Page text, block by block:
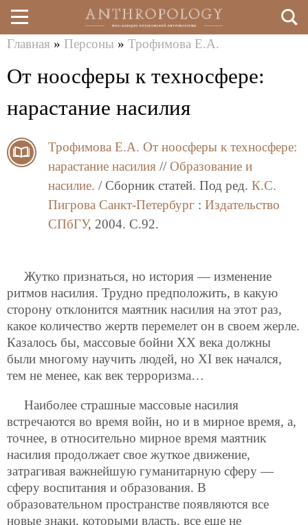
Перейти
к
здесь
Главная » Персоны » Трофимова Е.А.
От ноосферы к техносфере:
нарастание насилия
Трофимова Е.А. От ноосферы к техносфере:
нарастание насилия // Образование и
насилие. / Сборник статей. Под ред. К.С.
Пигрова Санкт-Петербург : Издательство
СПбГУ, 2004. C.92.
Жутко признаться, но история — изменение
ритмов насилия. Трудно предположить, в какую
сторону отклонится маятник насилия на этот раз,
какое количество жертв перемелет он в своем жерле.
Казалось бы, массовые бойни XX века должны
были многому научить людей, но XI век начался,
тем не менее, как век терроризма…
Наиболее страшные массовые насилия
встречаются во время войн, но и в мирное время, а,
точнее, в относительно мирное время маятник
насилия продолжает свое жуткое движение,
затрагивая важнейшую гуманитарную сферу —
сферу воспитания и образования. В
образовательном пространстве появляются все
новые знаки, которыми власть, все еще не